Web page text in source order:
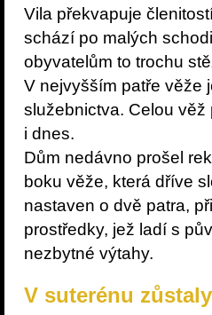
Vila překvapuje
schází po malých
obyvatelům to trochu
V nejvyšším patře věže
služebnictva. Celou
i dnes.
Dům nedávno prošel
boku věže, která dříve
nastaven o dvě patra,
prostředky, jež ladí s
nezbytné výtahy.
V suterénu